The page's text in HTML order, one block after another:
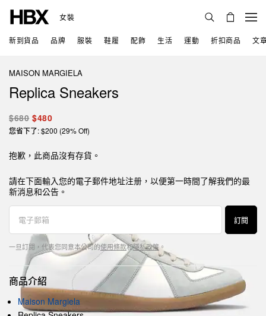
女裝
新到貨品 品牌 服裝 鞋履 配飾 生活 運動 折扣商品 文
MAISON MARGIELA
Replica Sneakers
$680 $480
您省下了: $200 (29% Off)
抱歉，此商品沒有存貨。
請在下面輸入您的電子郵件地址注册，以便第一時間了解我們的最
新消息和公告。
訂閱
一旦訂閱，代表您同意本公司的使用條款和隱私政策。
商品介紹
Maison Margiela